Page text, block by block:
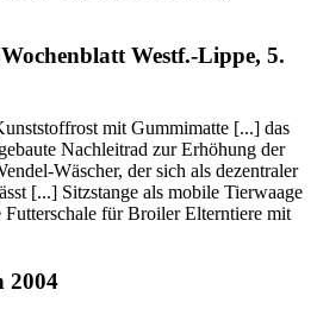
Westf.-Lippe, 5.
mit Gummimatte [...] das
Nachleitrad zur Erhöhung der
Wäscher, der sich als dezentraler
[...] Sitzstange als mobile Tierwaage
für Broiler Elterntiere mit
2004